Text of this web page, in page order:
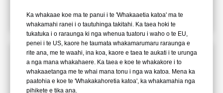
Ka whakaae koe ma te panui i te 'Whakaaetia katoa' ma te
whakamahi ranei i o tautuhinga takitahi. Ka taea hoki te
tukatuka i o raraunga ki nga whenua tuatoru i waho o te EU,
penei i te US, kaore he taumata whakamarumaru raraunga e
rite ana, me te waahi, ina koa, kaore e taea te aukati i te urunga
a nga mana whakahaere. Ka taea e koe te whakakore i to
whakaaetanga me te whai mana tonu i nga wa katoa. Mena ka
paatohia e koe te 'Whakakahoretia katoa', ka whakamahia nga
pihikete e tika ana.